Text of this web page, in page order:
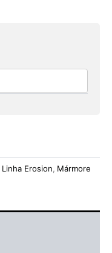
Linha Erosion, Mármore